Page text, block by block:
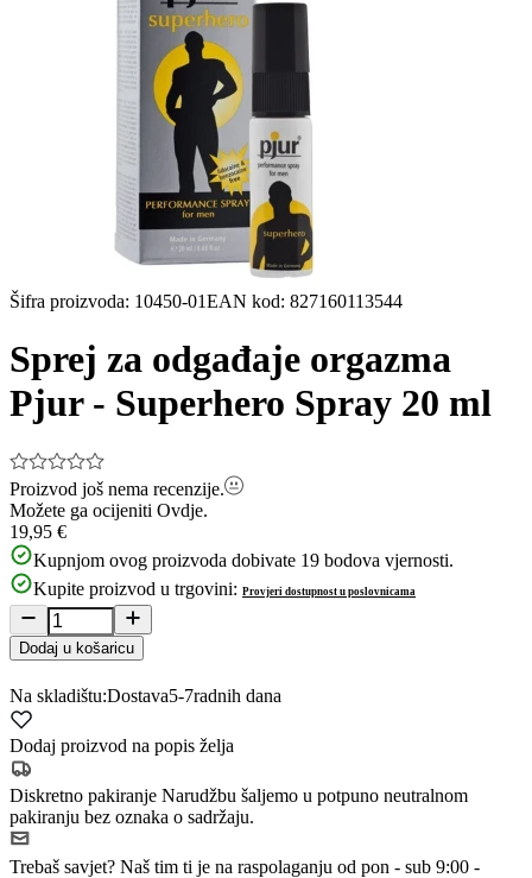
Šifra proizvoda: 10450-01EAN kod: 827160113544
Sprej za odgađaje orgazma
Pjur - Superhero Spray 20 ml
Proizvod još nema recenzije.
Možete ga ocijeniti Ovdje.
19,95 €
Kupnjom ovog proizvoda dobivate 19 bodova vjernosti.
Kupite proizvod u trgovini: Provjeri dostupnost u poslovnicama
Dodaj u košaricu
Na skladištu:Dostava5-7radnih dana
Dodaj proizvod na popis želja
Diskretno pakiranje Narudžbu šaljemo u potpuno neutralnom
pakiranju bez oznaka o sadržaju.
Trebaš savjet? Naš tim ti je na raspolaganju od pon - sub 9:00 -